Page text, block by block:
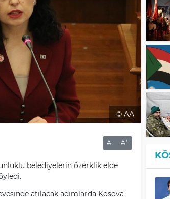
© AA
A- A+
belediyelerin özerklik elde
atılacak adımlarda Kosova